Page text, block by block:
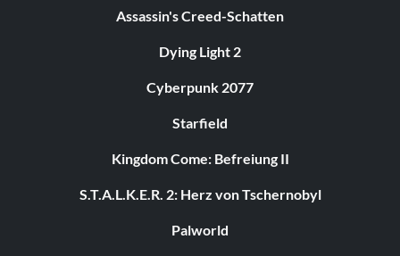
Assassin's Creed-Schatten
Dying Light 2
Cyberpunk 2077
Starfield
Kingdom Come: Befreiung II
S.T.A.L.K.E.R. 2: Herz von Tschernobyl
Palworld